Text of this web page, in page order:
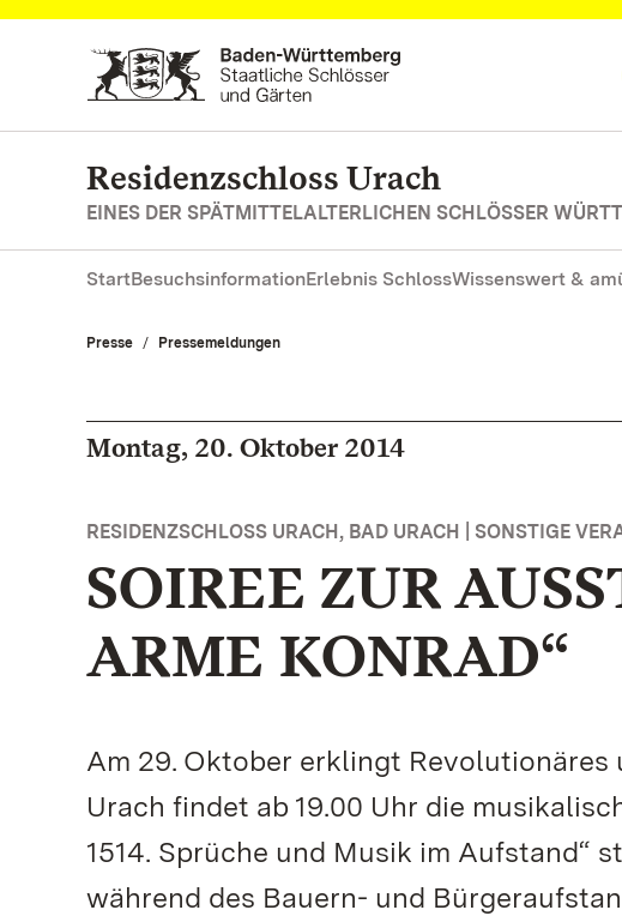
Zum Hauptinhalt springen
Residenzschloss Urach
EINES DER SPÄTMITTELALTERLICHEN SCHLÖSSER
StartBesuchsinformationErlebnis SchlossWissenswert &
Presse Pressemeldungen
Montag, 20. Oktober 2014
RESIDENZSCHLOSS URACH, BAD URACH | SONSTIGE
SOIREE ZUR
ARME KONRAD“
Am 29. Oktober erklingt Revolutionäres
Urach findet ab 19.00 Uhr die
1514. Sprüche und Musik im Aufstand“
während des Bauern- und